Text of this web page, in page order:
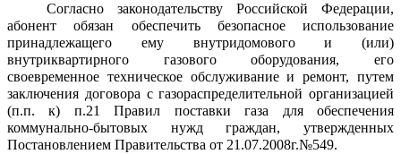
Согласно законодательству Российской Федерации,
абонент обязан обеспечить безопасное использование
принадлежащего ему внутридомового и (или)
внутриквартирного газового оборудования, его
своевременное техническое обслуживание и ремонт, путем
заключения договора с газораспределительной организацией
(п.п. к) п.21 Правил поставки газа для обеспечения
коммунально-бытовых нужд граждан, утвержденных
Постановлением Правительства от 21.07.2008г.№549.